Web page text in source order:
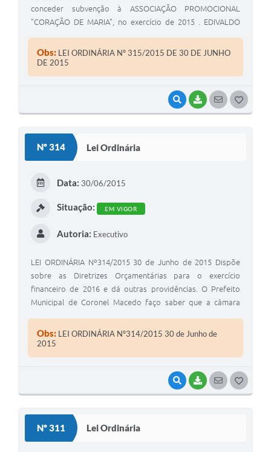
VISUALIZAR
BAIXARSEGUIR
conceder subvenção à ASSOCIAÇÃO PROMOCIONAL
"CORAÇÃO DE MARIA", no exercício de 2015 . EDIVALDO
Estado de São Paulo , no uso de suas atribuições legais
Obs: LEI ORDINÁRIA Nº 315/2015 DE 30 DE JUNHO
DE 2015
Nº 314 Lei Ordinária
VISUALIZAR
BAIXARSEGUIR
Data: 30/06/2015
Situação: EM VIGOR
Autoria: Executivo
LEI ORDINÁRIA Nº314/2015 30 de Junho de 2015 Dispõe
sobre as Diretrizes Orçamentárias para o exercício
financeiro de 2016 e dá outras providências. O Prefeito
Municipal de Coronel Macedo faço saber que a câmara
Obs: LEI ORDINÁRIA Nº314/2015 30 de Junho de
2015
Nº 311 Lei Ordinária